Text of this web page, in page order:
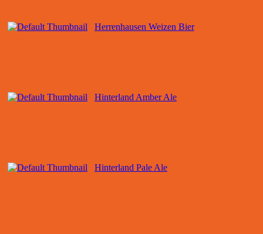
Herrenhausen Weizen Bier
Hinterland Amber Ale
Hinterland Pale Ale